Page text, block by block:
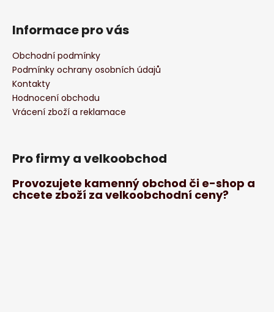
Informace pro vás
Obchodní podmínky
Podmínky ochrany osobních údajů
Kontakty
Hodnocení obchodu
Vrácení zboží a reklamace
Pro firmy a velkoobchod
Provozujete kamenný obchod či e-shop a
chcete zboží za velkoobchodní ceny?